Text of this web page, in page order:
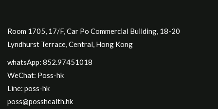
Room 1705, 17/F, Car Po Commercial Building, 18-20
Lyndhurst Terrace, Central, Hong Kong
whatsApp: 852.97451018
WeChat: Poss-hk
Line: poss-hk
poss@posshealth.hk